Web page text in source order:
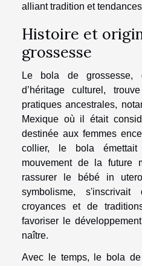
alliant tradition et
Histoire et
grossesse
Le bola de grossesse,
d’héritage culturel,
pratiques ancestrales,
Mexique où il était
destinée aux femmes
collier, le bola
mouvement de la future
rassurer le bébé in
symbolisme,
croyances et de
favoriser le
naître.
Avec le temps, le bola